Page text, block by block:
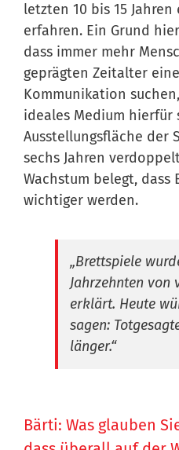
letzten 10 bis 15
erfahren. Ein Grund
dass immer mehr
geprägten Zeitalter
Kommunikation
ideales Medium hierfür
Ausstellungsfläche der
sechs Jahren
Wachstum belegt,
wichtiger werden.
„Brettspiele
Jahrzehnten von
erklärt. Heute
sagen:
länger.“
Bärti: Was glauben